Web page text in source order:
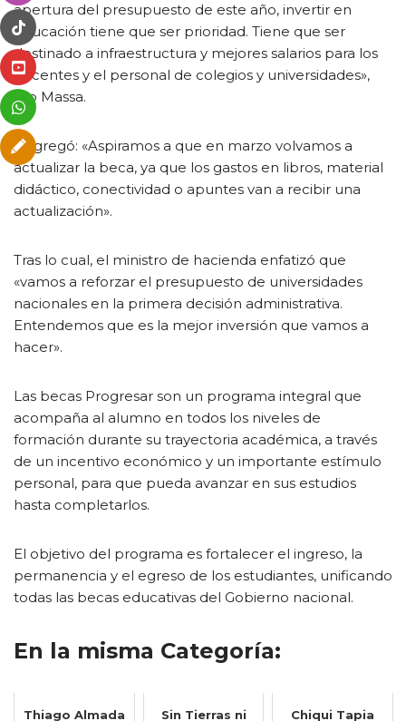
apertura del presupuesto de este año, invertir en
educación tiene que ser prioridad. Tiene que ser
destinado a infraestructura y mejores salarios para los
docentes y el personal de colegios y universidades»,
dijo Massa.
Y agregó: «Aspiramos a que en marzo volvamos a
actualizar la beca, ya que los gastos en libros, material
didáctico, conectividad o apuntes van a recibir una
actualización».
Tras lo cual, el ministro de hacienda enfatizó que
«vamos a reforzar el presupuesto de universidades
nacionales en la primera decisión administrativa.
Entendemos que es la mejor inversión que vamos a
hacer».
Las becas Progresar son un programa integral que
acompaña al alumno en todos los niveles de
formación durante su trayectoria académica, a través
de un incentivo económico y un importante estímulo
personal, para que pueda avanzar en sus estudios
hasta completarlos.
El objetivo del programa es fortalecer el ingreso, la
permanencia y el egreso de los estudiantes, unificando
todas las becas educativas del Gobierno nacional.
En la misma Categoría:
Thiago Almada Sin Tierras ni Chiqui Tapia